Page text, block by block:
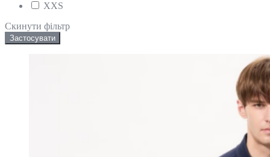
XXS
Скинути фільтр
Застосувати